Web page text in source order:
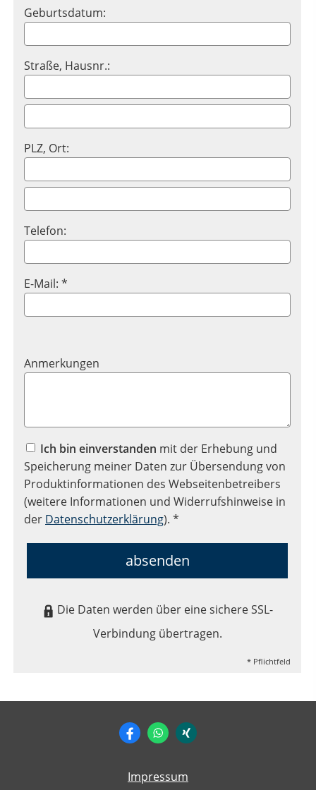
Geburtsdatum:
Straße, Hausnr.:
PLZ, Ort:
Telefon:
E-Mail: *
Anmerkungen
Ich bin einverstanden mit der Erhebung und
Speicherung meiner Daten zur Übersendung von
Produktinformationen des Webseitenbetreibers
(weitere Informationen und Widerrufshinweise in
der Datenschutzerklärung). *
absenden
Die Daten werden über eine sichere SSL-
Verbindung übertragen.
* Pflichtfeld
Impressum